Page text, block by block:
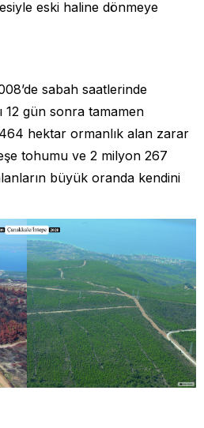
eski haline dönmeye
sabah saatlerinde
12 gün sonra tamamen
hektar ormanlık alan zarar
tohumu ve 2 milyon 267
büyük oranda kendini